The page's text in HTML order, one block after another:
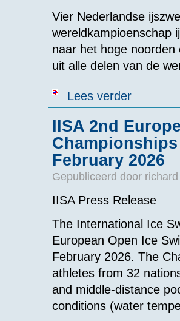
Vier Nederlandse
wereldkampioenschap
naar het hoge
uit alle delen van de
Lees verderover Vier
IISA 2nd
February 2026
Gepubliceerd door
IISA Press Release
The International Ice
European Open Ice
February 2026. The
athletes from 32
and middle-distance
conditions (water